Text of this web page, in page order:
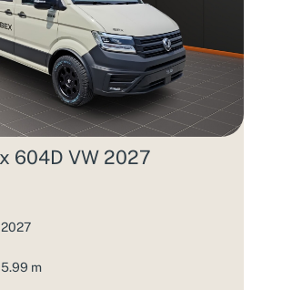
604D VW 2027
m